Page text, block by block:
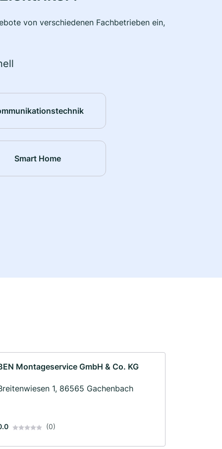
von verschiedenen Fachbetrieben ein,
Smart Home
Montageservice GmbH & Co. KG
1, 86565 Gachenbach
(0)